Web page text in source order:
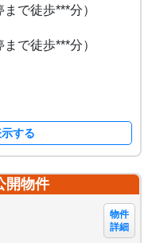
で徒歩***分）
で徒歩***分）
する
開物件
物件
詳細